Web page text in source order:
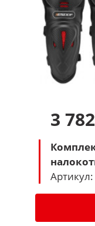
3
Артикул: